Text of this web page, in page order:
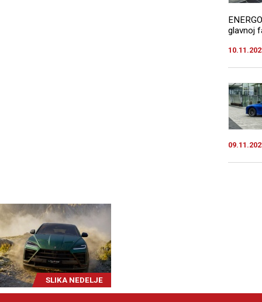
glavnoj
SLIKA NEDELJE